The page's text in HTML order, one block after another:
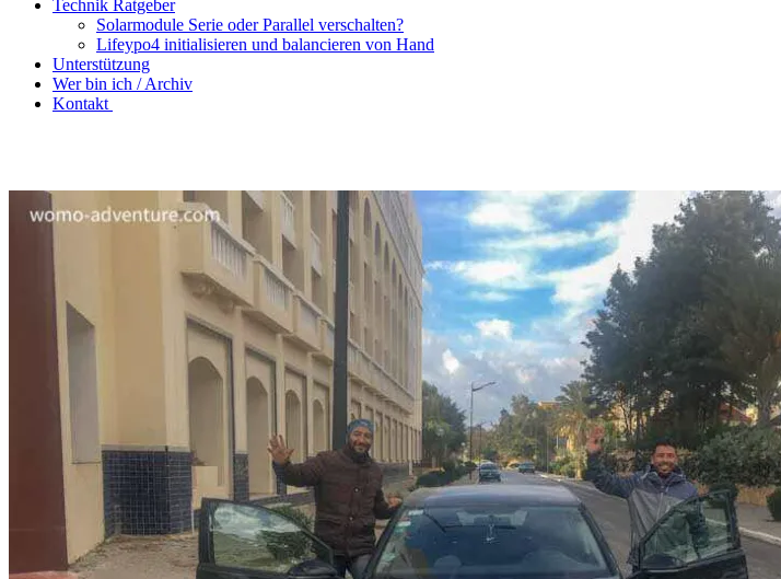
Technik Ratgeber
Solarmodule Serie oder Parallel verschalten?
Lifeypo4 initialisieren und balancieren von Hand
Unterstützung
Wer bin ich / Archiv
Kontakt